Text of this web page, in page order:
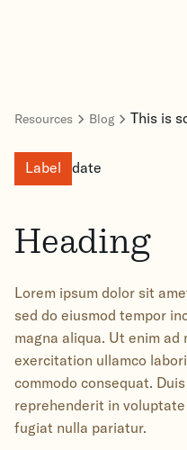
Resources Blog This is
Label date
Heading
Lorem ipsum dolor sit
sed do eiusmod tempor
magna aliqua. Ut enim ad
exercitation ullamco
commodo consequat.
reprehenderit in
fugiat nulla pariatur.